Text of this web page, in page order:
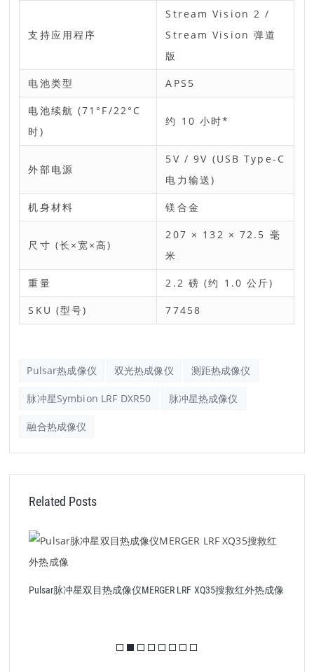
支持应用程序
Stream Vision 2 /
Stream Vision 弹道
版
电池类型 APS5
电池续航 (71°F/22°C
时)
约 10 小时*
外部电源
5V / 9V (USB Type-C
电力输送)
机身材料 镁合金
尺寸 (长×宽×高)
207 × 132 × 72.5 毫
米
重量 2.2 磅 (约 1.0 公斤)
SKU (型号) 77458
Pulsar热成像仪 双光热成像仪 测距热成像仪
脉冲星Symbion LRF DXR50 脉冲星热成像仪
融合热成像仪
Related Posts
脉冲星成热像仪Helion 2 XP50 Pro #77431专业版高清搜救热